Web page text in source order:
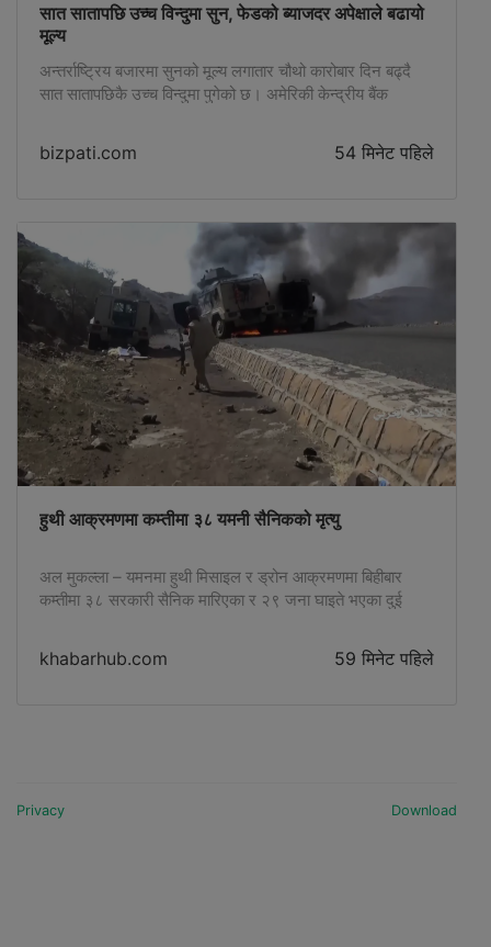
सात सातापछि उच्च विन्दुमा सुन, फेडको ब्याजदर अपेक्षाले बढायो
मूल्य
अन्तर्राष्ट्रिय बजारमा सुनको मूल्य लगातार चौथो कारोबार दिन बढ्दै
सात सातापछिकै उच्च विन्दुमा पुगेको छ। अमेरिकी केन्द्रीय बैंक
लगानीकर्ताको आकर्षण पुनः सुनतर्फ बढेको हो। स्पट गोल्ड बिहीबार
०.४ प्रतिशतले बढेर प्रतिऔंस ४,२६१.९८ डलर पुगेको छ।
bizpati.com 54 मिनेट पहिले
हुथी आक्रमणमा कम्तीमा ३८ यमनी सैनिकको मृत्यु
अल मुकल्ला – यमनमा हुथी मिसाइल र ड्रोन आक्रमणमा बिहीबार
कम्तीमा ३८ सरकारी सैनिक मारिएका र २९ जना घाइते भएका दुई
यसलाई दुई पक्षबीच वर्षौंमा सबैभन्दा घातक दिनहरूमध्ये एक हो। एक
सैन्य अधिकारीले एएफपीसँग बताए, “मध्य यमनको मरिब प्रान्तको अल–
khabarhub.com 59 मिनेट पहिले
Privacy Download